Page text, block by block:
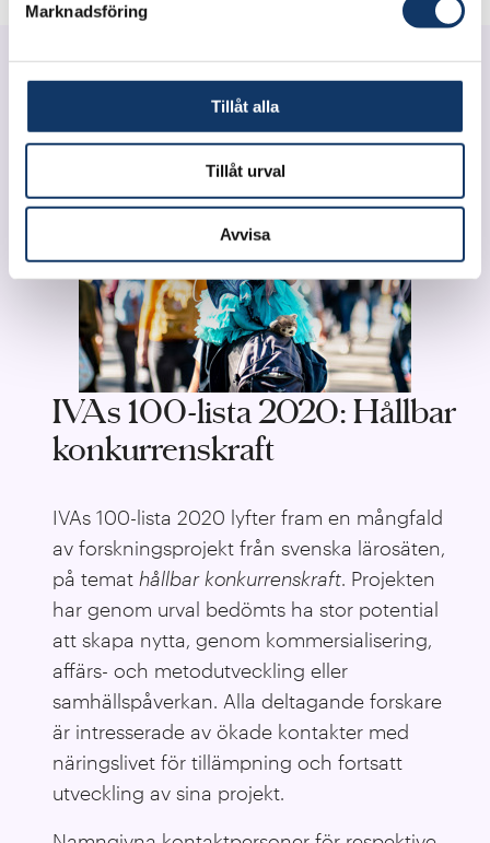
Marknadsföring
Tillåt alla
Tillåt urval
Avvisa
IVAs 100-lista 2020: Hållbar
konkurrenskraft
IVAs 100-lista 2020 lyfter fram en mångfald
av forskningsprojekt från svenska lärosäten,
på temat hållbar konkurrenskraft. Projekten
har genom urval bedömts ha stor potential
att skapa nytta, genom kommersialisering,
affärs- och metodutveckling eller
samhällspåverkan. Alla deltagande forskare
är intresserade av ökade kontakter med
näringslivet för tillämpning och fortsatt
utveckling av sina projekt.